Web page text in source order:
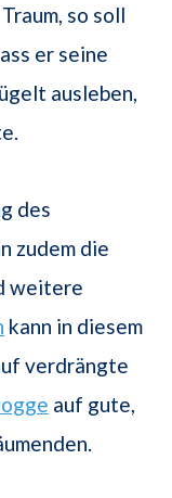
so soll
er seine
ausleben,
des
zudem die
weitere
kann in diesem
verdrängte
auf gute,